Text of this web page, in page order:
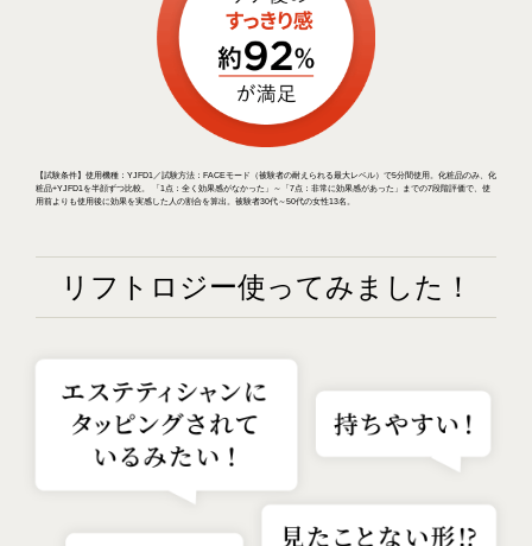
【試験条件】使用機種：YJFD1／試験方法：FACEモード（被験者の耐えられる最大レベル）で5分間使用。化粧品のみ、化
粧品+YJFD1を半顔ずつ比較。 「1点：全く効果感がなかった」～「7点：非常に効果感があった」までの7段階評価で、使
用前よりも使用後に効果を実感した人の割合を算出。被験者30代～50代の女性13名。
リフトロジー使ってみました！